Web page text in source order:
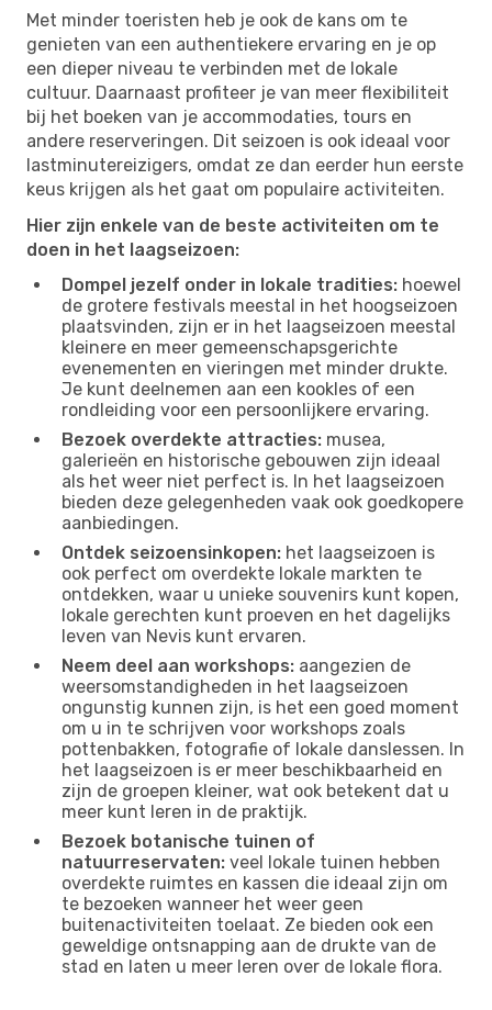
Met minder toeristen heb je ook de kans om te
genieten van een authentiekere ervaring en je op
een dieper niveau te verbinden met de lokale
cultuur. Daarnaast profiteer je van meer flexibiliteit
bij het boeken van je accommodaties, tours en
andere reserveringen. Dit seizoen is ook ideaal voor
lastminutereizigers, omdat ze dan eerder hun eerste
keus krijgen als het gaat om populaire activiteiten.
Hier zijn enkele van de beste activiteiten om te
doen in het laagseizoen:
Dompel jezelf onder in lokale tradities: hoewel
de grotere festivals meestal in het hoogseizoen
plaatsvinden, zijn er in het laagseizoen meestal
kleinere en meer gemeenschapsgerichte
evenementen en vieringen met minder drukte.
Je kunt deelnemen aan een kookles of een
rondleiding voor een persoonlijkere ervaring.
Bezoek overdekte attracties: musea,
galerieën en historische gebouwen zijn ideaal
als het weer niet perfect is. In het laagseizoen
bieden deze gelegenheden vaak ook goedkopere
aanbiedingen.
Ontdek seizoensinkopen: het laagseizoen is
ook perfect om overdekte lokale markten te
ontdekken, waar u unieke souvenirs kunt kopen,
lokale gerechten kunt proeven en het dagelijks
leven van Nevis kunt ervaren.
Neem deel aan workshops: aangezien de
weersomstandigheden in het laagseizoen
ongunstig kunnen zijn, is het een goed moment
om u in te schrijven voor workshops zoals
pottenbakken, fotografie of lokale danslessen. In
het laagseizoen is er meer beschikbaarheid en
zijn de groepen kleiner, wat ook betekent dat u
meer kunt leren in de praktijk.
Bezoek botanische tuinen of
natuurreservaten: veel lokale tuinen hebben
overdekte ruimtes en kassen die ideaal zijn om
te bezoeken wanneer het weer geen
buitenactiviteiten toelaat. Ze bieden ook een
geweldige ontsnapping aan de drukte van de
stad en laten u meer leren over de lokale flora.